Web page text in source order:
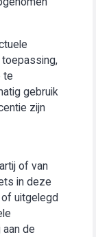
te
gebruik
zijn
of van
in deze
uitgelegd
de